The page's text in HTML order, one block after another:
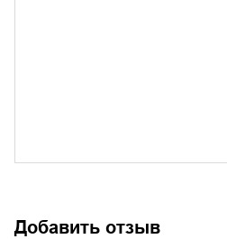
Добавить отзыв